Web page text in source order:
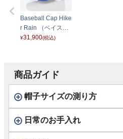
Baseball Cap Hike
r Rain （ベイスボ
ールキャップ ハイ
¥31,900(税込)
商品ガイド
帽子サイズの測り方
日常のお手入れ